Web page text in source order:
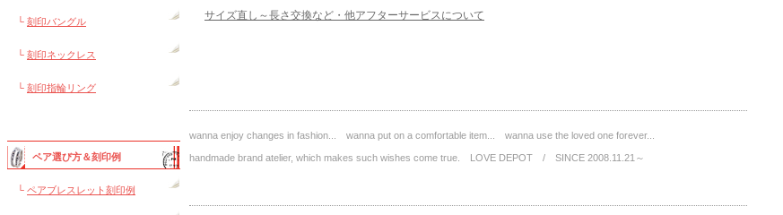
└ 刻印バングル
└ 刻印ネックレス
└ 刻印指輪リング
ペア選び方＆刻印例
└ ペアブレスレット刻印例
サイズ直し～長さ交換など・他アフターサービスについて
wanna enjoy changes in fashion... wanna put on a comfortable item... wanna use the loved one forever...
handmade brand atelier, which makes such wishes come true. LOVE DEPOT / SINCE 2008.11.21～